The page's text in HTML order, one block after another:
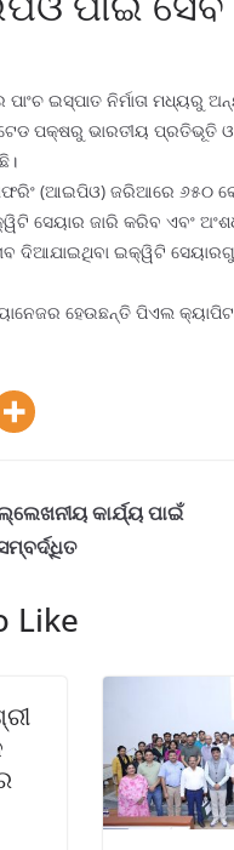
ଇସ୍ପାତ ନିର୍ମାତା ମଧ୍ୟରୁ
ପକ୍ଷରୁ ଭାରତୀୟ ପ୍ରତିଭୂତି ଓ
(ଆଇପିଓ) ଜରିଆରେ ୬୫୦
ସେୟାର ଜାରି କରିବ ଏବଂ
ଦିଆଯାଇଥିବା ଇକ୍ୱିଟି
ହେଉଛନ୍ତି ପିଏଲ
କାର୍ଯ୍ୟ ପାଇଁ
Like